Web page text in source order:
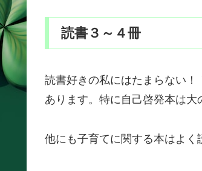
読書３～４冊
読書好きの私にはたまらない！
あります。特に自己啓発本は
他にも子育てに関する本はよく